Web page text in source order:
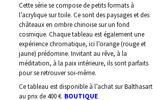
Cette série se compose de petits formats à
l’acrylique sur toile. Ce sont des paysages et des
châteaux en ombre chinoise sur un fond
cosmique. Chaque tableau est également une
expérience chromatique, ici l’orange (rouge et
jaune) prédomine. Invitant au rêve, à la
méditation, à la paix intérieure, ils sont parfaits
pour se retrouver soi-même.
Ce tableau est disponible à l’achat sur Balthasart
au prix de 400 €. BOUTIQUE